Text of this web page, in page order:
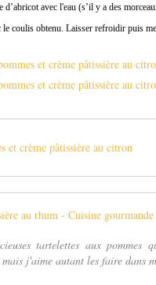
avec l'eau (s’il y a des
coulis obtenu. Laisser refroidir puis
et crème pâtissière au citron
tartelettes aux
j'aime autant les faire dans